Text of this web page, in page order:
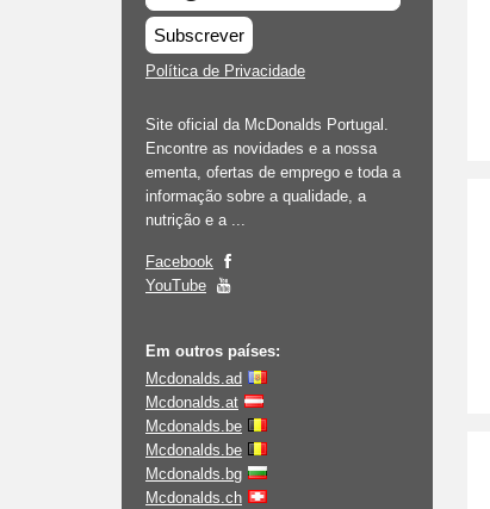
Subscrever
Política de Privacidade
Site oficial da McDonalds Portugal.
Encontre as novidades e a nossa
ementa, ofertas de emprego e toda a
informação sobre a qualidade, a
nutrição e a ...
Facebook
YouTube
Em outros países:
Mcdonalds.ad
Mcdonalds.at
Mcdonalds.be
Mcdonalds.be
Mcdonalds.bg
Mcdonalds.ch